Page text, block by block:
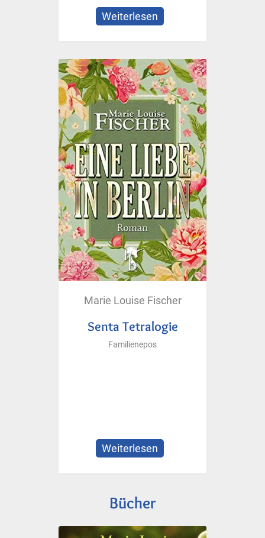
Weiterlesen
Severin
Trilogie
Marie Louise Fischer
Senta Tetralogie
Familienepos
Weiterlesen
Tetralogie
Bücher